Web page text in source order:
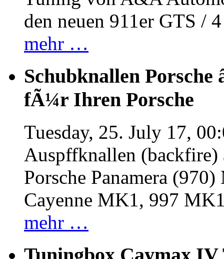
den neuen 911er GTS /
mehr …
Schubknallen Porsche
fÃ¼r Ihren Porsche
Tuesday, 25. July 17,
Auspffknallen
Porsche Panamera
Cayenne MK1, 997
mehr …